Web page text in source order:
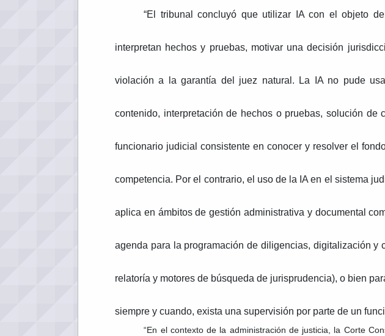
“El tribunal concluyó que utilizar IA con el objeto
interpretan hechos y pruebas, motivar una decisión
violación a la garantía del juez natural. La IA no pude
contenido, interpretación de hechos o pruebas, solución de
funcionario judicial consistente en conocer y resolver el
competencia. Por el contrario, el uso de la IA en el sistema
aplica en ámbitos de gestión administrativa y documental
agenda para la programación de diligencias, digitalización y
relatoría y motores de búsqueda de jurisprudencia), o bien
siempre y cuando, exista una supervisión por parte de un
“En el contexto de la administración de justicia, la Corte